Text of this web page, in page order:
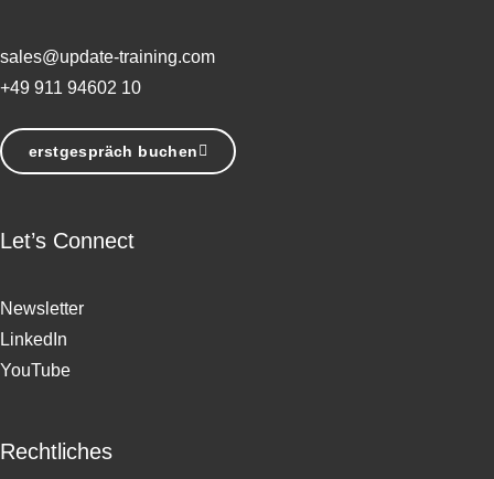
sales@update-training.com
+49 911 94602 10
erstgespräch buchen
Let’s Connect
Newsletter
LinkedIn
YouTube
Rechtliches